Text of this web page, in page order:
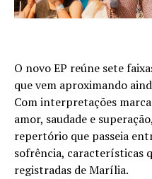
O novo EP reúne sete
que vem aproximando
Com interpretações
amor, saudade e
repertório que passeia
sofrência, características
registradas de Marília.